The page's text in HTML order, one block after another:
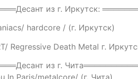
из г. Иркутск:
hardcore / (г. Иркутск)
Regressive Death Metal г.
из г.